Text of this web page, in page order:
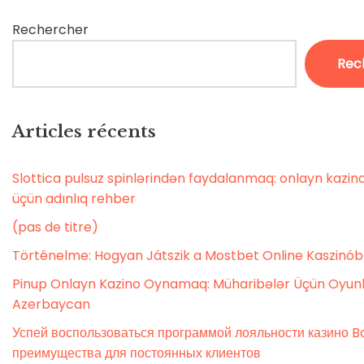
Rechercher
Articles récents
Slottica pulsuz spinlərindən faydalanmaq: onlayn
üçün adınlıq rehber
(pas de titre)
Történelme: Hogyan Játszik a Mostbet Online
Pinup Onlayn Kazino Oynamaq: Müharibələr Üçün
Azerbaycan
Успей воспользоваться программой лояльности казино
преимущества для постоянных клиентов